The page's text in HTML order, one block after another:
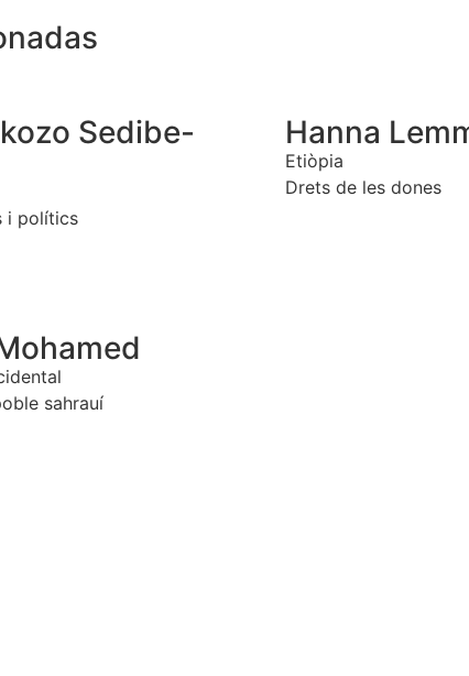
Sedibe-
i polítics
Hanna
Etiòpia
Drets de les dones
sahrauí